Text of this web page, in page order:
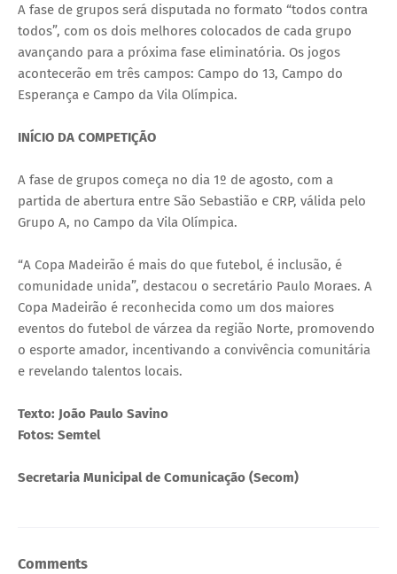
A fase de grupos será disputada no formato “todos contra
todos”, com os dois melhores colocados de cada grupo
avançando para a próxima fase eliminatória. Os jogos
acontecerão em três campos: Campo do 13, Campo do
Esperança e Campo da Vila Olímpica.
INÍCIO DA COMPETIÇÃO
A fase de grupos começa no dia 1º de agosto, com a
partida de abertura entre São Sebastião e CRP, válida pelo
Grupo A, no Campo da Vila Olímpica.
“A Copa Madeirão é mais do que futebol, é inclusão, é
comunidade unida”, destacou o secretário Paulo Moraes. A
Copa Madeirão é reconhecida como um dos maiores
eventos do futebol de várzea da região Norte, promovendo
o esporte amador, incentivando a convivência comunitária
e revelando talentos locais.
Texto: João Paulo Savino
Fotos: Semtel
Secretaria Municipal de Comunicação (Secom)
Comments